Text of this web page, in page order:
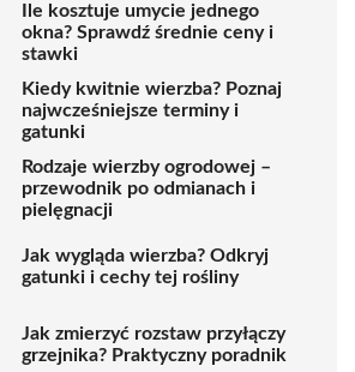
Ile kosztuje umycie jednego
okna? Sprawdź średnie ceny i
stawki
Kiedy kwitnie wierzba? Poznaj
najwcześniejsze terminy i
gatunki
Rodzaje wierzby ogrodowej –
przewodnik po odmianach i
pielęgnacji
Jak wygląda wierzba? Odkryj
gatunki i cechy tej rośliny
Jak zmierzyć rozstaw przyłączy
grzejnika? Praktyczny poradnik